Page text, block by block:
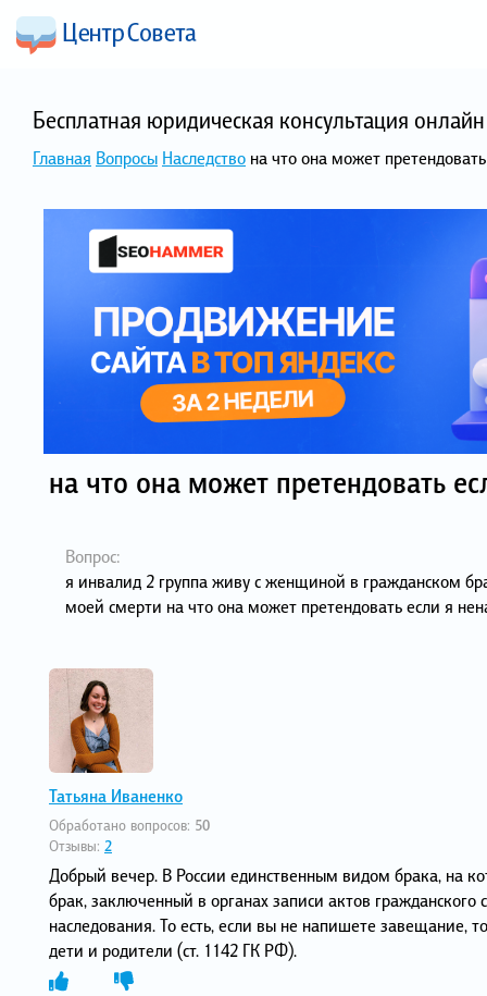
Бесплатная юридическая консультация
Главная Вопросы Наследство на что она может
на что она может претендовать
Вопрос:
я инвалид 2 группа живу с женщиной в гражданском
моей смерти на что она может претендовать если я
Татьяна Иваненко
Обработано вопросов: 50
Отзывы: 2
Добрый вечер. В России единственным видом брака, на
брак, заключенный в органах записи актов
наследования. То есть, если вы не напишете завещание,
дети и родители (ст. 1142 ГК РФ).